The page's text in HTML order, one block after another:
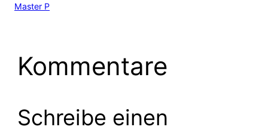
Master P
Kommentare
Schreibe einen